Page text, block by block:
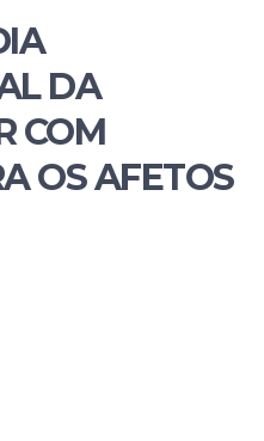
DA
COM
OS AFETOS